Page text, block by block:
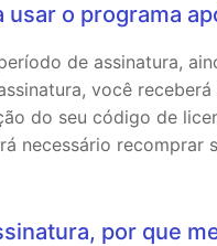
usar o programa
de assinatura,
você
do seu código de
necessário recomprar
por que